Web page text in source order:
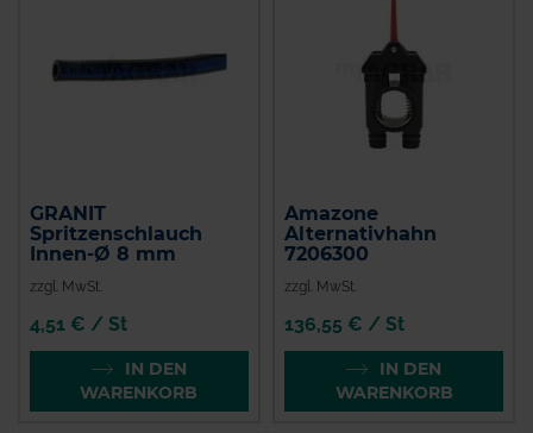
GRANIT
Spritzenschlauch
Innen-Ø 8 mm
zzgl. MwSt.
4,51 € / St
IN DEN
WARENKORB
Amazone
Alternativhahn
7206300
zzgl. MwSt.
136,55 € / St
IN DEN
WARENKORB